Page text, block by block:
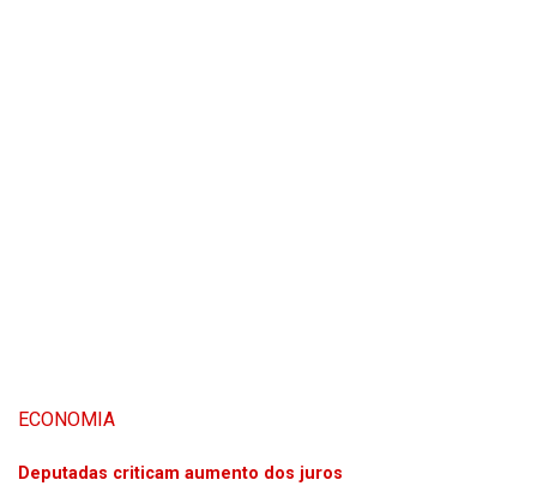
ECONOMIA
Deputadas criticam aumento dos juros